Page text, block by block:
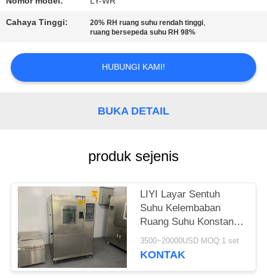
PENAWARAN
SITEMAP
Cahaya Tinggi: 20% RH ruang suhu rendah tinggi,
ruang bersepeda suhu RH 98%
HUBUNGI KAMI!
BUKA DETAIL
produk sejenis
LIYI Layar Sentuh
Suhu Kelembaban
Ruang Suhu Konstan
Dan Mesin
Kelembaban
3500~20000USD MOQ:1 set
KONTAK